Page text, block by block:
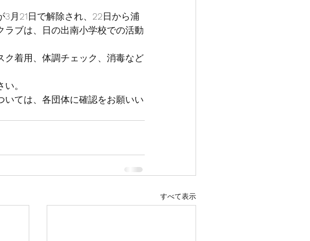
月21日で解除され、22日から浦
ブは、日の出南小学校での活動
ク着用、体調チェック、消毒など
。
ては、各団体に確認をお願いい
すべて表示